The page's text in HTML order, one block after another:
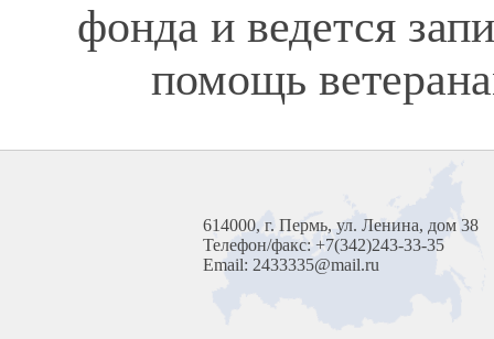
фонда и ведется
помощь
614000, г. Пермь, ул. Ленина, дом 38
Телефон/факс: +7(342)243-33-35
Email: 2433335@mail.ru